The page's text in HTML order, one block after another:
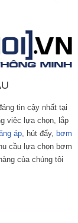
tin cậy nhất tại
việc lựa chọn, lắp
áp , hút đẩy, bơm
cầu lựa chọn bơm
của chúng tôi